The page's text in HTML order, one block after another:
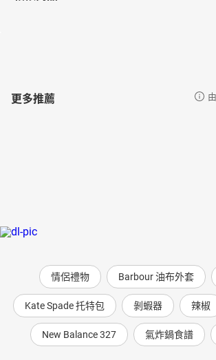
更多推薦
情侶禮物 Barbour 油布外套
Kate Spade 托特包 剝蝦器 辣椒
New Balance 327 氣炸鍋食譜